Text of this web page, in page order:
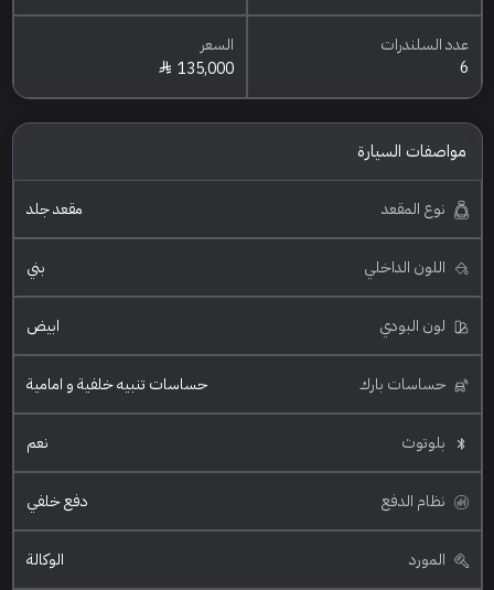
عدد السلندرات
6
السعر
135,000
مواصفات السيارة
نوع المقعد مقعد جلد
اللون الداخلي بني
لون البودي ابيض
حساسات بارك حساسات تنبيه خلفية و امامية
بلوتوث نعم
نظام الدفع دفع خلفي
المورد الوكالة